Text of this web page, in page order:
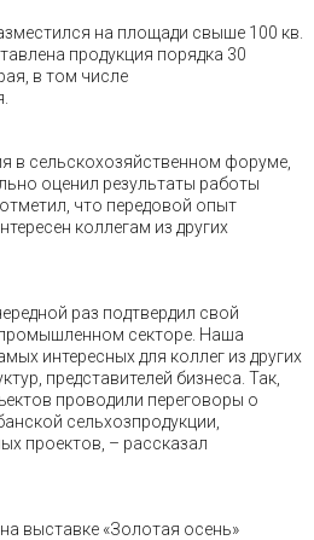
на площади свыше 100 кв.
продукция порядка 30
в том числе
в сельскохозяйственном форуме,
оценил результаты работы
что передовой опыт
коллегам из других
раз подтвердил свой
секторе. Наша
интересных для коллег из других
представителей бизнеса. Так,
проводили переговоры о
сельхозпродукции,
проектов, – рассказал
выставке «Золотая осень»